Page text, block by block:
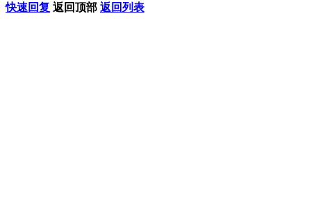
快速回复 返回顶部 返回列表